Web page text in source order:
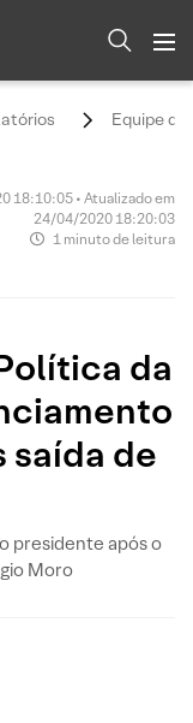
Equipe
18:10:05 • Atualizado em
24/04/2020 18:20:03
1 minuto de leitura
da
saída de
presidente após o
Moro